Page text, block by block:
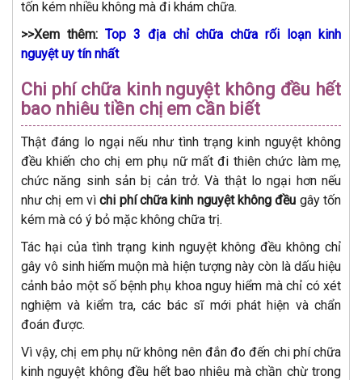
tốn kém nhiều không mà đi khám chữa.
>>Xem thêm: Top 3 địa chỉ chữa chữa rối loạn kinh
nguyệt uy tín nhất
Chi phí chữa kinh nguyệt không đều hết
bao nhiêu tiền chị em cần biết
Thật đáng lo ngại nếu như tình trạng kinh nguyệt không
đều khiến cho chị em phụ nữ mất đi thiên chức làm mẹ,
chức năng sinh sản bị cản trở. Và thật lo ngại hơn nếu
như chị em vìchi phí chữa kinh nguyệt không đều gây tốn
kém mà có ý bỏ mặc không chữa trị.
Tác hại của tình trạng kinh nguyệt không đều không chỉ
gây vô sinh hiếm muộn mà hiện tượng này còn là dấu hiệu
cảnh bảo một số bệnh phụ khoa nguy hiểm mà chỉ có xét
nghiệm và kiểm tra, các bác sĩ mới phát hiện và chẩn
đoán được.
Vì vậy, chị em phụ nữ không nên đắn đo đến chi phí chữa
kinh nguyệt không đều hết bao nhiêu mà chần chừ trong